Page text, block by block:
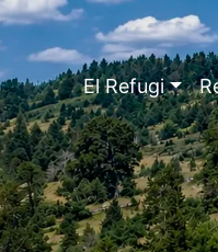
El Refugi